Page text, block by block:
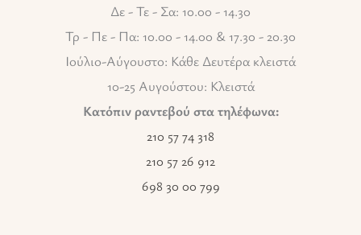
Δε - Τε - Σα: 10.00 - 14.30
Τρ - Πε - Πα: 10.00 - 14.00 & 17.30 - 20.30
Ιούλιο-Αύγουστο: Κάθε Δευτέρα κλειστά
10-25 Αυγούστου: Κλειστά
Κατόπιν ραντεβού στα τηλέφωνα:
210 57 74 318
210 57 26 912
698 30 00 799